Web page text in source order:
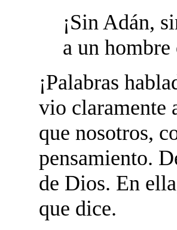
¡Sin Adán,
a un
¡Palabras
vio claramente
que nosotros,
pensamiento.
de Dios. En
que dice.